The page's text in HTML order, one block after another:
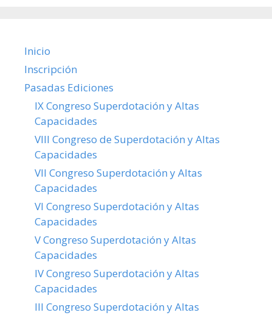
Inicio
Inscripción
Pasadas Ediciones
IX Congreso Superdotación y Altas
Capacidades
VIII Congreso de Superdotación y Altas
Capacidades
VII Congreso Superdotación y Altas
Capacidades
VI Congreso Superdotación y Altas
Capacidades
V Congreso Superdotación y Altas
Capacidades
IV Congreso Superdotación y Altas
Capacidades
III Congreso Superdotación y Altas